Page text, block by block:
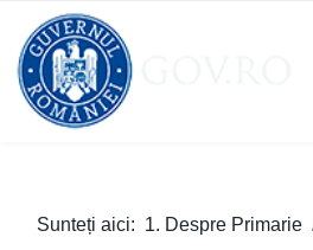
Sunteți aici: 1. Despre Primarie